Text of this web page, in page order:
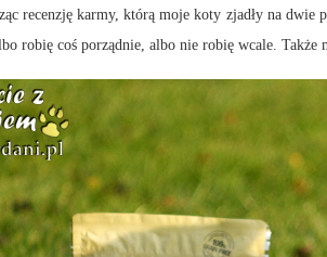
recenzję karmy, którą moje koty zjadły na
robię coś porządnie, albo nie robię wcale. Także